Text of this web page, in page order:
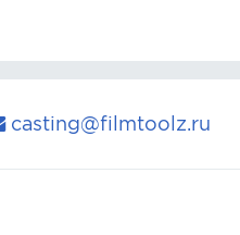
casting@filmtoolz.ru